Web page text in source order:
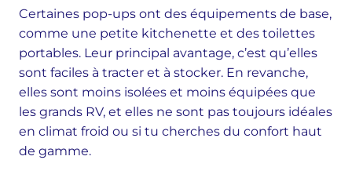
Certaines pop-ups ont des équipements de base,
comme une petite kitchenette et des toilettes
portables. Leur principal avantage, c’est qu’elles
sont faciles à tracter et à stocker. En revanche,
elles sont moins isolées et moins équipées que
les grands RV, et elles ne sont pas toujours idéales
en climat froid ou si tu cherches du confort haut
de gamme.